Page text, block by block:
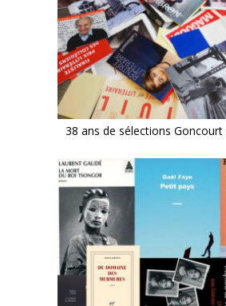
38 ans de sélections Goncourt